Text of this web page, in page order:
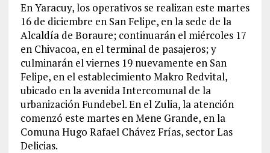
En Yaracuy, los operativos se realizan este martes
16 de diciembre en San Felipe, en la sede de la
Alcaldía de Boraure; continuarán el miércoles 17
en Chivacoa, en el terminal de pasajeros; y
culminarán el viernes 19 nuevamente en San
Felipe, en el establecimiento Makro Redvital,
ubicado en la avenida Intercomunal de la
urbanización Fundebel. En el Zulia, la atención
comenzó este martes en Mene Grande, en la
Comuna Hugo Rafael Chávez Frías, sector Las
Delicias.